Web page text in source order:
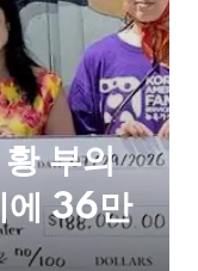
부의
에 36만